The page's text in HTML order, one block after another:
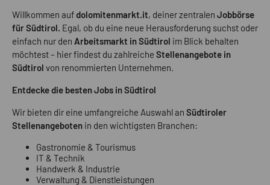
Willkommen aufdolomitenmarkt.it, deiner zentralen Jobbörse
für Südtirol. Egal, ob du eine neue Herausforderung suchst oder
einfach nur den Arbeitsmarkt in Südtirol im Blick behalten
möchtest – hier findest du zahlreiche Stellenangebote in
Südtirol von renommierten Unternehmen.
Entdecke die besten Jobs in Südtirol
Wir bieten dir eine umfangreiche Auswahl an Südtiroler
Stellenangeboten in den wichtigsten Branchen:
Gastronomie & Tourismus
IT & Technik
Handwerk & Industrie
Verwaltung & Dienstleistungen